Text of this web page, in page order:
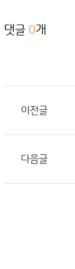
댓글 0개
이전글
다음글